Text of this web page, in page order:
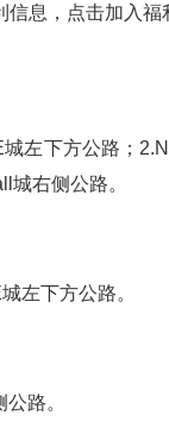
息，点击加入福
左下方公路；
右侧公路。
左下方公路。
路。